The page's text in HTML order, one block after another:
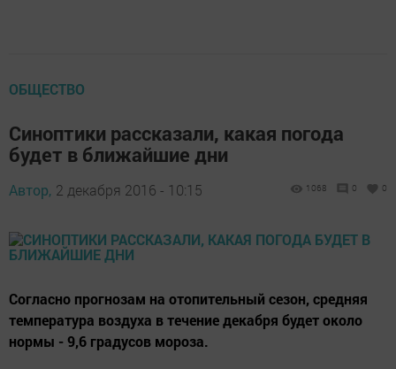
ОБЩЕСТВО
Синоптики рассказали, какая погода
будет в ближайшие дни
Автор, 2 декабря 2016 - 10:15 1068 0 0
Согласно прогнозам на отопительный сезон, средняя
температура воздуха в течение декабря будет около
нормы - 9,6 градусов мороза.